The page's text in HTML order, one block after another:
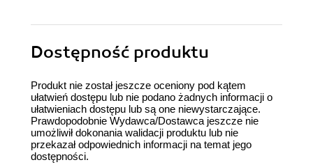
Dostępność produktu
Produkt nie został jeszcze oceniony pod kątem
ułatwień dostępu lub nie podano żadnych informacji o
ułatwieniach dostępu lub są one niewystarczające.
Prawdopodobnie Wydawca/Dostawca jeszcze nie
umożliwił dokonania walidacji produktu lub nie
przekazał odpowiednich informacji na temat jego
dostępności.